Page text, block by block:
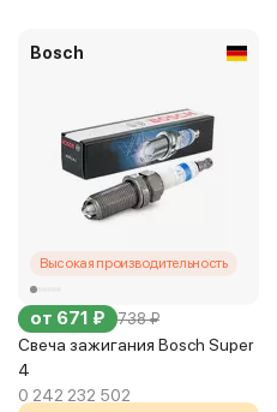
Bosch
Высокая производительность
от 671 ₽ 738 ₽
Свеча зажигания Bosch Super
4
0 242 232 502